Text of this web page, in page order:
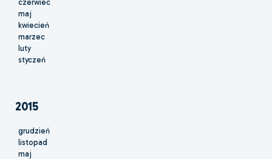
czerwiec
maj
kwiecień
marzec
luty
styczeń
2015
grudzień
listopad
maj